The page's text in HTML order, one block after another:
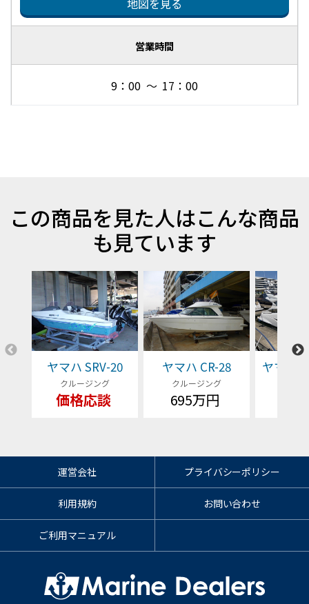
営業時間
9：00 ～ 17：00
この商品を見た人はこんな商品
も見ています
ヤマハ SRV-20
クルージング
価格応談
ヤマハ CR-28
クルージング
695万円
ヤマハ
運営会社 プライバシーポリシー
利用規約 お問い合わせ
ご利用マニュアル